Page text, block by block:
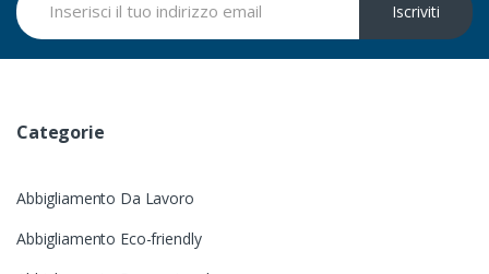
Iscriviti
Categorie
Abbigliamento Da Lavoro
Abbigliamento Eco-friendly